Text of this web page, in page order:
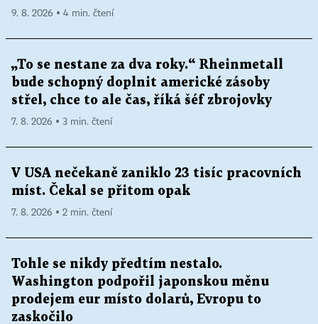
9. 8. 2026 ▪ 4 min. čtení
„To se nestane za dva roky.“ Rheinmetall
bude schopný doplnit americké zásoby
střel, chce to ale čas, říká šéf zbrojovky
7. 8. 2026 ▪ 3 min. čtení
V USA nečekaně zaniklo 23 tisíc pracovních
míst. Čekal se přitom opak
7. 8. 2026 ▪ 2 min. čtení
Tohle se nikdy předtím nestalo.
Washington podpořil japonskou měnu
prodejem eur místo dolarů, Evropu to
zaskočilo